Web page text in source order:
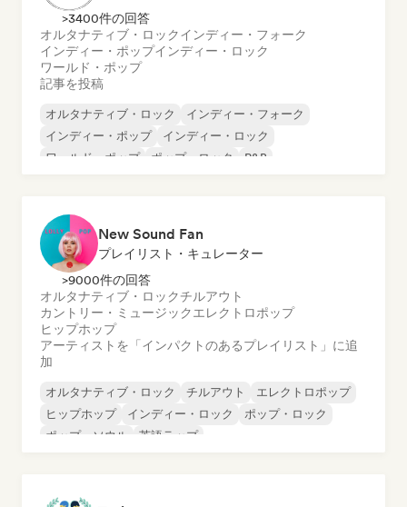
>3400件の回答
オルタナティブ・ロックインディー・フォーク
インディー・ポップインディー・ロック
ワールド・ポップ
記事を投稿
オルタナティブ・ロック
インディー・フォーク
インディー・ポップ
インディー・ロック
ワールド・ポップ
ポップ・ロック
R&B
New Sound Fan
プレイリスト・キュレーター
>9000件の回答
オルタナティブ・ロックチルアウト
カントリー・ミュージックエレクトロポップ
ヒップホップ
アーティストを「インパクトのあるプレイリスト」に追
加
オルタナティブ・ロック チルアウト
エレクトロポップ
ヒップホップ
インディー・ロック
ポップ・ロック
ポップ・ソウル
英語ラップ